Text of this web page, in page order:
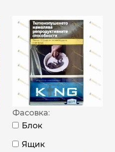
Фасовка:
Блок
Ящик